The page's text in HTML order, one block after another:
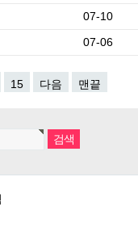
07-10
07-06
15 다음 맨끝